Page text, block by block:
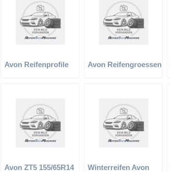
Avon Reifenprofile Avon Reifengroessen
Avon ZT5 155/65R14
Winterreifen Avon